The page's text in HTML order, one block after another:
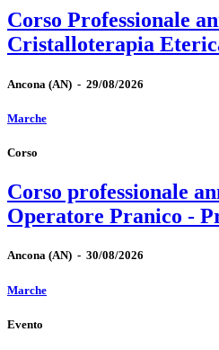
Corso Professionale
Cristalloterapia
Ancona (AN) - 29/08/2026
Marche
Corso
Corso professionale
Operatore Pranico -
Ancona (AN) - 30/08/2026
Marche
Evento